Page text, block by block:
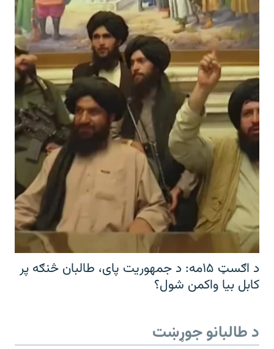
د اګسټ ۱۵مه: د جمهوریت پای، طالبان څنګه پر
کابل بیا واکمن شول؟
د طالبانو جوړښت